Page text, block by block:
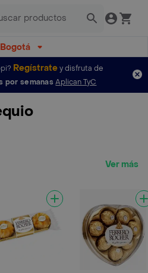
Bogotá
Regístratey disfruta de
por semanas Aplican TyC
Ver más